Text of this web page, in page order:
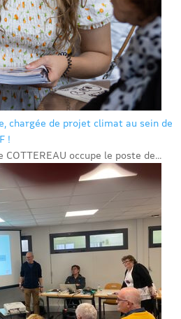
chargée de projet climat au sein de
!
occupe le poste de...